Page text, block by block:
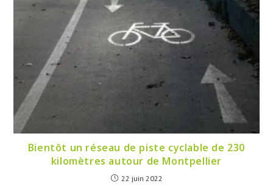
Bientôt un réseau de piste cyclable de 230
kilomètres autour de Montpellier
22 juin 2022